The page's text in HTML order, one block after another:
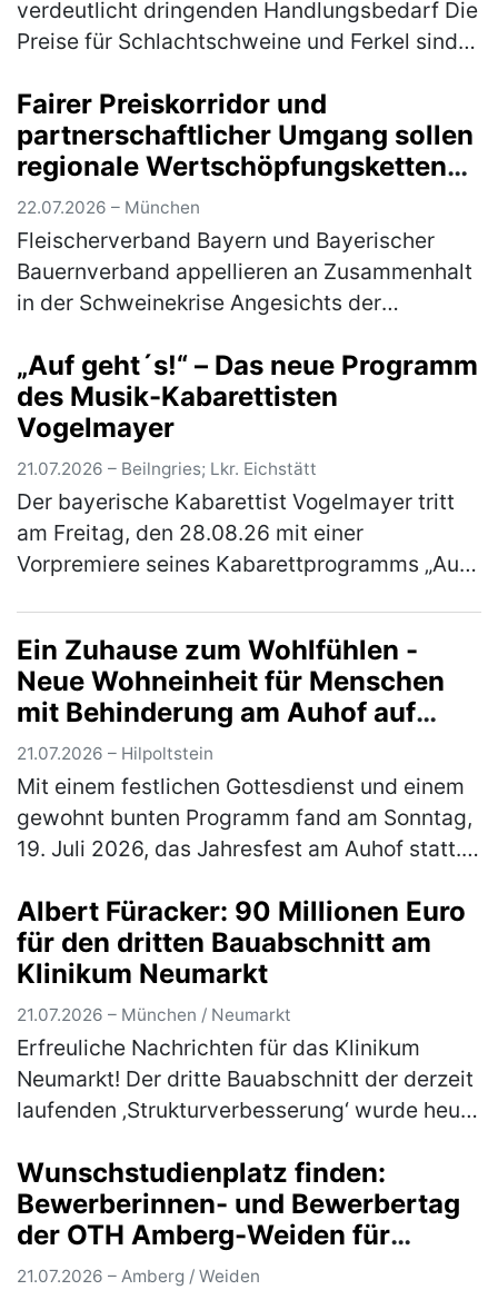
verdeutlicht dringenden Handlungsbedarf Die
Preise für Schlachtschweine und Ferkel sind
und Fußballweltmeisterscha…(mehr)
Fairer Preiskorridor und
partnerschaftlicher Umgang sollen
regionale Wertschöpfungsketten
sichern
22.07.2026 – München
Fleischerverband Bayern und Bayerischer
Bauernverband appellieren an Zusammenhalt
in der Schweinekrise Angesichts der
Schweinemarkt rufen der Fleischerverband
B…(mehr)
„Auf geht´s!“ – Das neue Programm
des Musik-Kabarettisten
Vogelmayer
21.07.2026 – Beilngries; Lkr. Eichstätt
Der bayerische Kabarettist Vogelmayer tritt
am Freitag, den 28.08.26 mit einer
Vorpremiere seines Kabarettprogramms „Auf
Ein Zuhause zum Wohlfühlen -
Neue Wohneinheit für Menschen
mit Behinderung am Auhof auf
traditionellem Jahresfest
eingeweiht
21.07.2026 – Hilpoltstein
Mit einem festlichen Gottesdienst und einem
gewohnt bunten Programm fand am Sonntag,
19. Juli 2026, das Jahresfest am Auhof statt.
Getränken und jeder Menge M…(mehr)
Albert Füracker: 90 Millionen Euro
für den dritten Bauabschnitt am
Klinikum Neumarkt
21.07.2026 – München / Neumarkt
Erfreuliche Nachrichten für das Klinikum
Neumarkt! Der dritte Bauabschnitt der derzeit
laufenden ‚Strukturverbesserung‘ wurde heute
Euro in das Jahreskrankenh…(mehr)
Wunschstudienplatz finden:
Bewerberinnen- und Bewerbertag
der OTH Amberg-Weiden für
Studieninteressierte und Bewerber
21.07.2026 – Amberg / Weiden